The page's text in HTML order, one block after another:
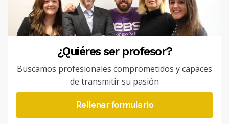
¿Quiéres ser profesor?
Buscamos profesionales comprometidos y capaces
de transmitir su pasión
Rellenar formulario